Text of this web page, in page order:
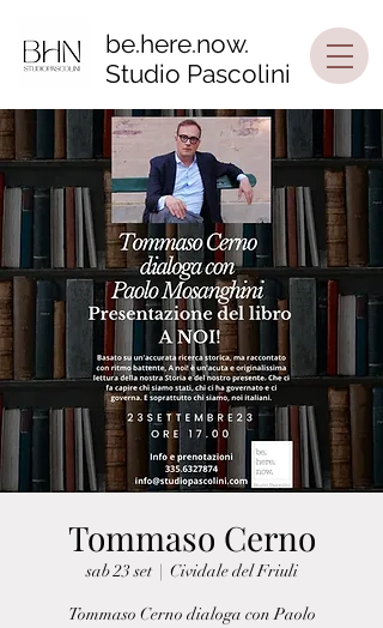
be.here.now.
Studio Pascolini
Tommaso Cerno
sab 23 set
  |
Cividale del Friuli
Tommaso Cerno dialoga con Paolo